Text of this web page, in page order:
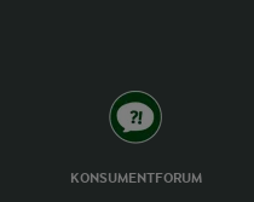
KONSUMENTFORUM